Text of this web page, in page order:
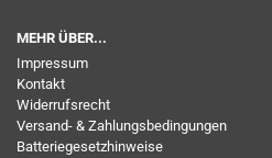
MEHR ÜBER...
Impressum
Kontakt
Widerrufsrecht
Versand- & Zahlungsbedingungen
Batteriegesetzhinweise